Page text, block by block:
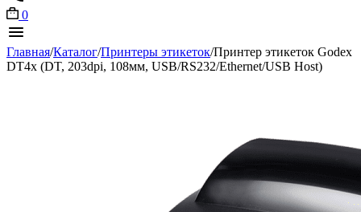
0
Главная/Каталог/Принтеры этикеток/Принтер этикеток Godex
DT4x (DT, 203dpi, 108мм, USB/RS232/Ethernet/USB Host)